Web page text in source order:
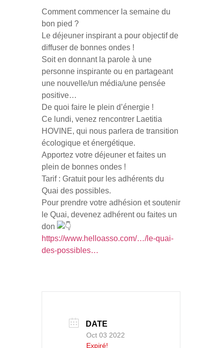
Comment commencer la semaine du
bon pied ?
Le déjeuner inspirant a pour objectif de
diffuser de bonnes ondes !
Soit en donnant la parole à une
personne inspirante ou en partageant
une nouvelle/un média/une pensée
positive…
De quoi faire le plein d’énergie !
Ce lundi, venez rencontrer Laetitia
HOVINE, qui nous parlera de transition
écologique et énergétique.
Apportez votre déjeuner et faites un
plein de bonnes ondes !
Tarif : Gratuit pour les adhérents du
Quai des possibles.
Pour prendre votre adhésion et soutenir
le Quai, devenez adhérent ou faites un
don
https://www.helloasso.com/…/le-quai-
des-possibles…
DATE
Oct 03 2022
Expiré!